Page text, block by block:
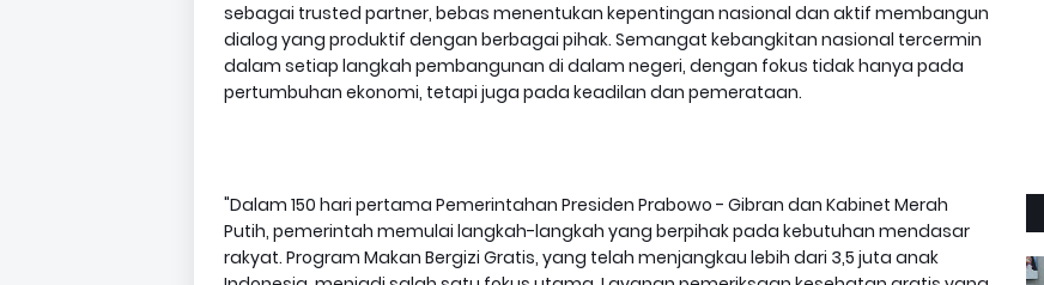
sebagai trusted partner, bebas menentukan kepentingan nasional dan aktif membangun
dialog yang produktif dengan berbagai pihak. Semangat kebangkitan nasional tercermin
dalam setiap langkah pembangunan di dalam negeri, dengan fokus tidak hanya pada
pertumbuhan ekonomi, tetapi juga pada keadilan dan pemerataan.
"Dalam 150 hari pertama Pemerintahan Presiden Prabowo - Gibran dan Kabinet Merah
Putih, pemerintah memulai langkah-langkah yang berpihak pada kebutuhan mendasar
rakyat. Program Makan Bergizi Gratis, yang telah menjangkau lebih dari 3,5 juta anak